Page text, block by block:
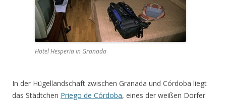
Hotel Hesperia in Granada
In der Hügellandschaft zwischen Granada und Córdoba liegt
das Städtchen Priego de Córdoba, eines der weißen Dörfer